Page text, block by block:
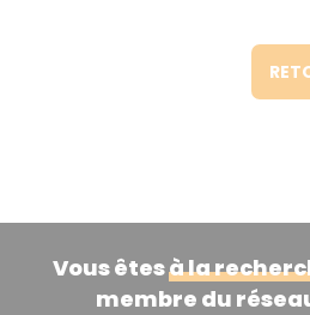
Vous êtesà la
membre du